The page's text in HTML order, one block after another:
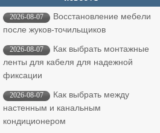
2026-08-07
Восстановление мебели
после жуков-точильщиков
2026-08-07
Как выбрать монтажные
ленты для кабеля для надежной
фиксации
2026-08-07
Как выбрать между
настенным и канальным
кондиционером